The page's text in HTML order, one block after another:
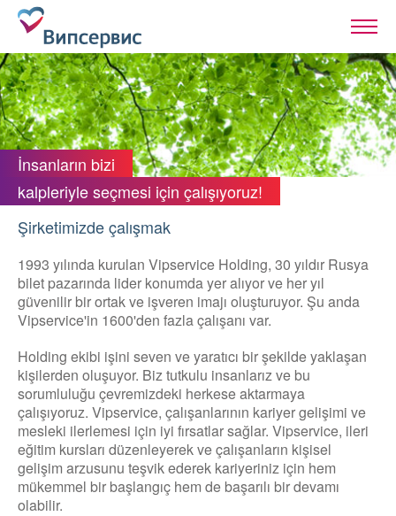
İnsanların bizi
kalpleriyle seçmesi için çalışıyoruz!
Şirketimizde çalışmak
1993 yılında kurulan Vipservice Holding, 30 yıldır Rusya
bilet pazarında lider konumda yer alıyor ve her yıl
güvenilir bir ortak ve işveren imajı oluşturuyor. Şu anda
Vipservice'in 1600'den fazla çalışanı var.
Holding ekibi işini seven ve yaratıcı bir şekilde yaklaşan
kişilerden oluşuyor. Biz tutkulu insanlarız ve bu
sorumluluğu çevremizdeki herkese aktarmaya
çalışıyoruz. Vipservice, çalışanlarının kariyer gelişimi ve
mesleki ilerlemesi için iyi fırsatlar sağlar. Vipservice, ileri
eğitim kursları düzenleyerek ve çalışanların kişisel
gelişim arzusunu teşvik ederek kariyeriniz için hem
mükemmel bir başlangıç ​​hem de başarılı bir devamı
olabilir.